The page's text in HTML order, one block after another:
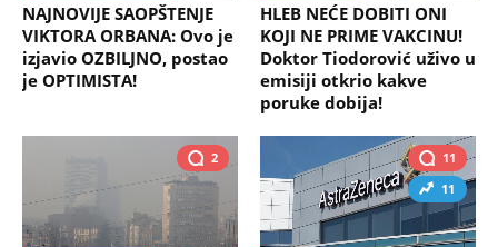
NAJNOVIJE SAOPŠTENJE
VIKTORA ORBANA: Ovo je
izjavio OZBILJNO, postao
je OPTIMISTA!
HLEB NEĆE DOBITI ONI
KOJI NE PRIME VAKCINU!
Doktor Tiodorović uživo u
emisiji otkrio kakve
poruke dobija!
2
11
11